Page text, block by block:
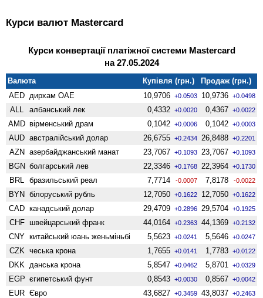
Курси валют Mastercard
Курси конвертації платіжної системи Mastercard
на 27.05.2024
Валюта Купівля (грн.)
Продаж (грн.)
AED дирхам ОАЕ 10,9706 +0.0503 10,9736 +0.0498
ALL албанський лек 0,4332 +0.0020 0,4367 +0.0022
AMD вiрменський драм 0,1042 +0.0006 0,1042 +0.0003
AUD австралійський долар 26,6755 +0.2434 26,8488 +0.2201
AZN азербайджанський манат 23,7067 +0.1093 23,7067 +0.1093
BGN болгарський лев 22,3346 +0.1768 22,3964 +0.1730
BRL бразильський реал 7,7714 -0.0007 7,8178 -0.0022
BYN білоруський рубль 12,7050 +0.1622 12,7050 +0.1622
CAD канадський долар 29,4709 +0.2896 29,5704 +0.1925
CHF швейцарський франк 44,0164 +0.2363 44,1369 +0.2132
CNY китайський юань женьмiньбi 5,5623 +0.0241 5,5646 +0.0247
CZK чеська крона 1,7655 +0.0141 1,7783 +0.0122
DKK данська крона 5,8547 +0.0462 5,8701 +0.0329
EGP єгипетський фунт 0,8543 +0.0030 0,8567 +0.0042
EUR Євро 43,6827 +0.3459 43,8037 +0.2463